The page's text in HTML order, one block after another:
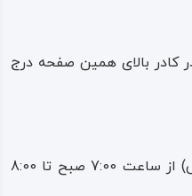
کادر بالای همین صفحه درج
همه‌روزه (به‌جز ایام تعطیل رسمی) از ساعت 7:00 صبح تا 8:00